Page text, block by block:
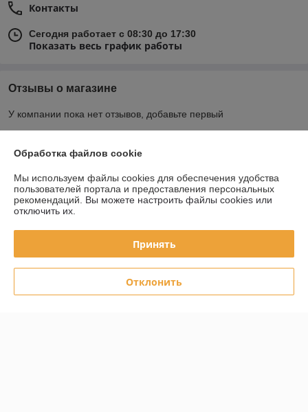
Контакты
Сегодня работает с 08:30 до 17:30
Показать весь график работы
Отзывы о магазине
У компании пока нет отзывов, добавьте первый
О нас
Контакты
Обработка файлов cookie
Мы используем файлы cookies для обеспечения удобства
пользователей портала и предоставления персональных
рекомендаций. Вы можете настроить файлы cookies или
отключить их.
Принять
Отклонить